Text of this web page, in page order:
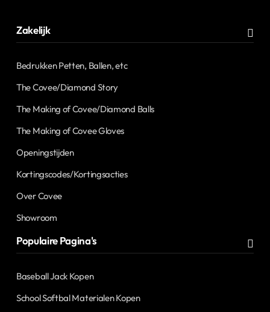
Zakelijk
Bedrukken Petten, Ballen, etc
The Covee/Diamond Story
The Making of Covee/Diamond Balls
The Making of Covee Gloves
Openingstijden
Kortingscodes/Kortingsacties
Over Covee
Showroom
Populaire Pagina's
Baseball Jack Kopen
School Softbal Materialen Kopen